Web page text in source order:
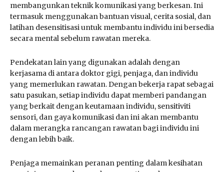
membangunkan teknik komunikasi yang berkesan. Ini
termasuk menggunakan bantuan visual, cerita sosial, dan
latihan desensitisasi untuk membantu individu ini bersedia
secara mental sebelum rawatan mereka.
Pendekatan lain yang digunakan adalah dengan
kerjasama di antara doktor gigi, penjaga, dan individu
yang memerlukan rawatan. Dengan bekerja rapat sebagai
satu pasukan, setiap individu dapat memberi pandangan
yang berkait dengan keutamaan individu, sensitiviti
sensori, dan gaya komunikasi dan ini akan membantu
dalam merangka rancangan rawatan bagi individu ini
dengan lebih baik.
Penjaga memainkan peranan penting dalam kesihatan